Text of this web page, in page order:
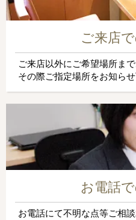
ご来店
ご来店以外にご希望場所ま
その際ご指定場所をお知らせ
お電話
お電話にて不明な点等ご相